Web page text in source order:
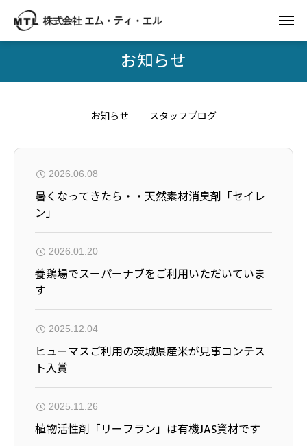
お知らせ
お知らせ スタッフブログ
2026.06.08
暑くなってきたら・・天然素材消臭剤「セイレ
ン」
2026.01.20
養鶏場でスーパーナブをご利用いただいていま
す
2025.12.04
ヒューマスご利用の茨城県産米が見事コンテス
ト入賞
2025.11.26
植物活性剤「リーフラン」は有機JAS資材です